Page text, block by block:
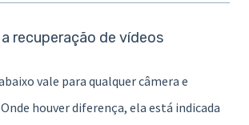
recuperação de vídeos
vale para qualquer câmera e
houver diferença, ela está indicada